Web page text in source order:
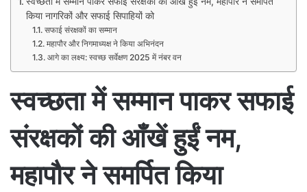
किया नागरिकों और सफाई सिपाहियों को
सफाई संरक्षकों का सम्मान
महापौर और निगमाध्यक्ष ने किया अभिनंदन
आगे का लक्ष्य: स्वच्छ सर्वेक्षण 2025 में नंबर वन
स्वच्छता में सम्मान पाकर सफाई
संरक्षकों की आँखें हुईं नम,
महापौर ने समर्पित किया